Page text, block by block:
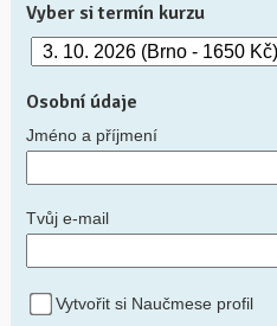
Vyber si termín kurzu
Osobní údaje
Jméno a příjmení
Tvůj e-mail
Vytvořit si Naučmese profil